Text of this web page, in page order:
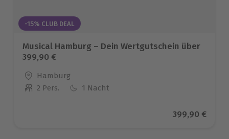
-15% CLUB DEAL
Musical Hamburg – Dein Wertgutschein über
399,90 €
Standort
Hamburg
Anzahl der Teilnehmer
2 Pers. 1 Nacht
Aktueller
399,90 €